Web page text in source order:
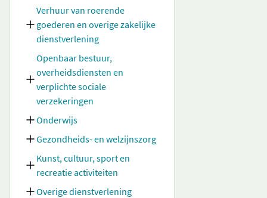
Verhuur van roerende
goederen en overige zakelijke
dienstverlening
Openbaar bestuur,
overheidsdiensten en
verplichte sociale
verzekeringen
Onderwijs
Gezondheids- en welzijnszorg
Kunst, cultuur, sport en
recreatie activiteiten
Overige dienstverlening